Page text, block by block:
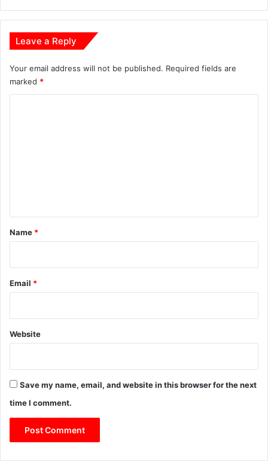
श्री
म
लू
के
स
Leave a Reply
Your email address will not be published. Required fields are
marked *
*
Name *
Email *
Website
Save my name, email, and website in this browser for the next
time I comment.